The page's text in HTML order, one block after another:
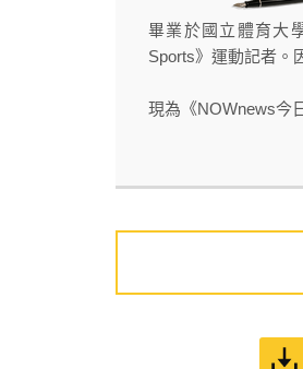
畢業於國立體育大
Sports》運動記者。
現為《NOWnews今